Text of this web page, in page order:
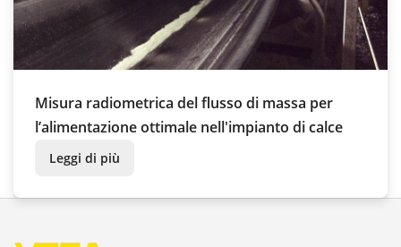
Misura radiometrica del flusso di massa per
l’alimentazione ottimale nell'impianto di calce
Leggi di più